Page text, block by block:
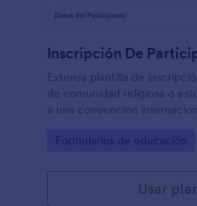
Extensa plantilla de
de comunidad religiosa o
a una convención
Go to Category:
Formularios de educación
Usar